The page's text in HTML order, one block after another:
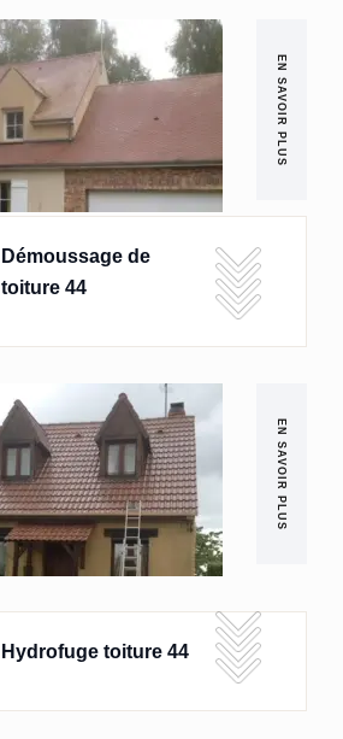
EN SAVOIR PLUS
Démoussage de
toiture 44
EN SAVOIR PLUS
Hydrofuge toiture 44